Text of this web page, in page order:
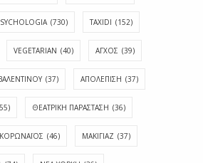
(730) TAXIDI (152)
VEGETARIAN (40) ΑΓΧΟΣ (39)
(37) ΑΠΟΛΈΠΙΣΗ (37)
ΘΕΑΤΡΙΚΗ ΠΑΡΑΣΤΑΣΗ (36)
ΚΟΡΩΝΑΪΟΣ (46) ΜΑΚΙΓΙΑΖ (37)